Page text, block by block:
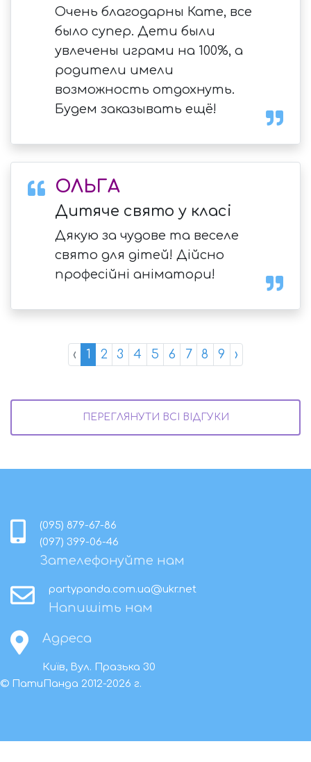
Очень благодарны Кате, все
было супер. Дети были
увлечены играми на 100%, а
родители имели
возможность отдохнуть.
Будем заказывать ещё!
ОЛЬГА
Дитяче свято у класі
Дякую за чудове та веселе
свято для дітей! Дійсно
професійні аніматори!
‹ 1 2 3 4 5 6 7 8 9 ›
ПЕРЕГЛЯНУТИ ВСІ ВІДГУКИ
(095) 879-67-86
(097) 399-06-46
Зателефонуйте нам
partypanda.com.ua@ukr.net
Напишіть нам
Адреса
Київ, Вул. Празька 30
© ПатиПанда 2012-2026 г.